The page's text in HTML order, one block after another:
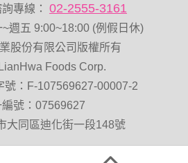
味綜合果 小魚乾 烘焙 薯條
綜合堅果 三角壽司海苔
魚 寶咔咔 全聯 海苔
拜箱
味18克*5包 60g 栗
專線： 02-2555-3161
~週五 9:00~18:00 (例假日休)
股份有限公司版權所有
Foods Corp.
號：F-107569627-00007-2
號：07569627
大同區迪化街一段148號